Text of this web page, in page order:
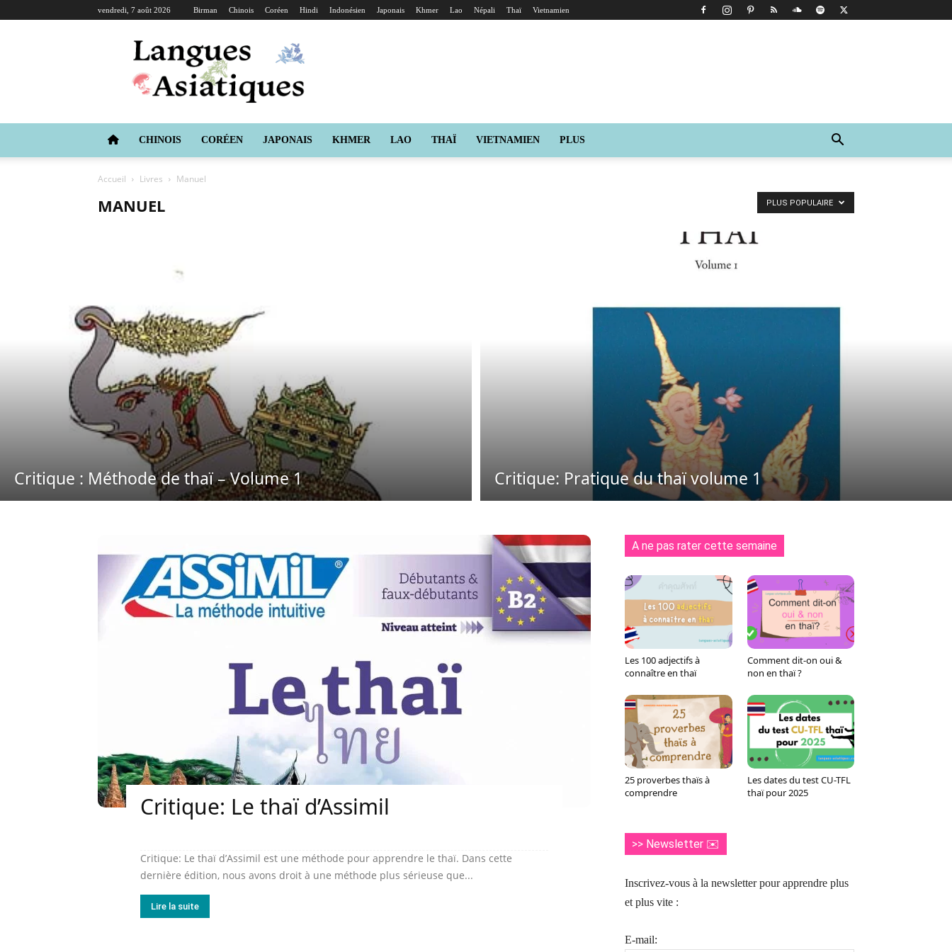
vendredi, 7 août 2026 Birman Chinois Coréen Hindi Indonésien Japonais Khmer Lao Népali Thaï Vietnamien
Langues
Asiatiques
CHINOIS CORÉEN JAPONAIS KHMER LAO THAÏ VIETNAMIEN PLUS
Accueil Livres Manuel
MANUEL PLUS POPULAIRE
Critique : Méthode de thaï – Volume 1 Critique: Pratique du thaï volume 1
Critique: Le thaï d’Assimil
Critique: Le thaï d’Assimil est une méthode pour apprendre le thaï. Dans cette
dernière édition, nous avons droit à une méthode plus sérieuse que...
Lire la suite
A ne pas rater cette semaine
Les 100 adjectifs à
connaître en thaï
Comment dit-on oui &
non en thaï ?
25 proverbes thaïs à
comprendre
Les dates du test CU-TFL
thaï pour 2025
>> Newsletter ✉️
Inscrivez-vous à la newsletter pour apprendre plus
et plus vite :
E-mail: